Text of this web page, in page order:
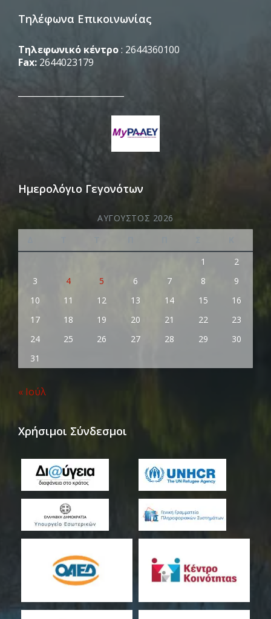
Τηλέφωνα Επικοινωνίας
Τηλεφωνικό κέντρο: 2644360100
Fax: 2644023179
Ημερολόγιο Γεγονότων
ΑΎΓΟΥΣΤΟΣ 2026
1
2
3
4 5 6 7 8
9
10
11 12 13 14 15
16
17
18 19 20 21 22
23
24
25 26 27 28 29
30
31
« Ιούλ
Χρήσιμοι Σύνδεσμοι